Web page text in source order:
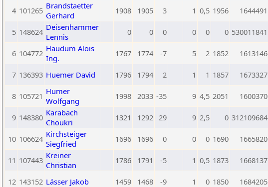
4 101265 Brandstaetter
Gerhard
1908 1905 3 1 0,5 1956 1644491
5 148624 Deisenhammer
Lennis
0 0 0 0 0 0 530011841
6 104772 Haudum Alois
Ing.
1767 1774 -7 5 2 1852 1613146
7 136393 Huemer David 1796 1794 2 1 1 1857 1673327
8 105721 Humer
Wolfgang
1998 2033 -35 9 4,5 2051 1600370
9 148380 Karabach
Choukri
1321 1292 29 9 2,5 0 312109684
10 106624 Kirchsteiger
Siegfried
1696 1696 0 0 0 1690 1665820
11 107443 Kreiner
Christian
1786 1791 -5 1 0,5 1873 1668137
12 143152 Lässer Jakob 1459 1468 -9 1 0 1850 1684205